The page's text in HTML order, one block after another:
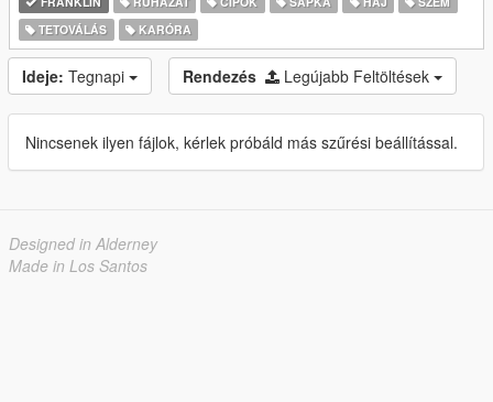
TETOVÁLÁS
KARÓRA
Ideje: Tegnapi Rendezés Legújabb Feltöltések
Nincsenek ilyen fájlok, kérlek próbáld más szűrési beállítással.
Designed in Alderney
Made in Los Santos